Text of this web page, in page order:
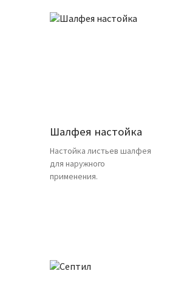
Шалфея настойка
Настойка листьев шалфея
для наружного
применения.